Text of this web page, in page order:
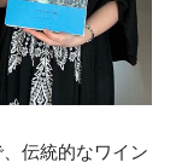
伝統的なワイン